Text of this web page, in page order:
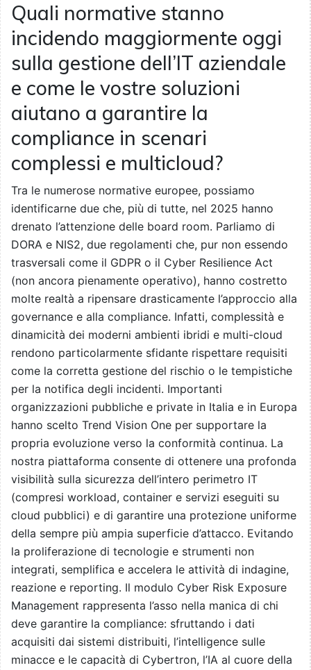
Quali normative stanno
incidendo maggiormente oggi
sulla gestione dell’IT aziendale
e come le vostre soluzioni
aiutano a garantire la
compliance in scenari
complessi e multicloud?
Tra le numerose normative europee, possiamo
identificarne due che, più di tutte, nel 2025 hanno
drenato l’attenzione delle board room. Parliamo di
DORA e NIS2, due regolamenti che, pur non essendo
trasversali come il GDPR o il Cyber Resilience Act
(non ancora pienamente operativo), hanno costretto
molte realtà a ripensare drasticamente l’approccio alla
governance e alla compliance. Infatti, complessità e
dinamicità dei moderni ambienti ibridi e multi-cloud
rendono particolarmente sfidante rispettare requisiti
come la corretta gestione del rischio o le tempistiche
per la notifica degli incidenti. Importanti
organizzazioni pubbliche e private in Italia e in Europa
hanno scelto Trend Vision One per supportare la
propria evoluzione verso la conformità continua. La
nostra piattaforma consente di ottenere una profonda
visibilità sulla sicurezza dell’intero perimetro IT
(compresi workload, container e servizi eseguiti su
cloud pubblici) e di garantire una protezione uniforme
della sempre più ampia superficie d’attacco. Evitando
la proliferazione di tecnologie e strumenti non
integrati, semplifica e accelera le attività di indagine,
reazione e reporting. Il modulo Cyber Risk Exposure
Management rappresenta l’asso nella manica di chi
deve garantire la compliance: sfruttando i dati
acquisiti dai sistemi distribuiti, l’intelligence sulle
minacce e le capacità di Cybertron, l’IA al cuore della